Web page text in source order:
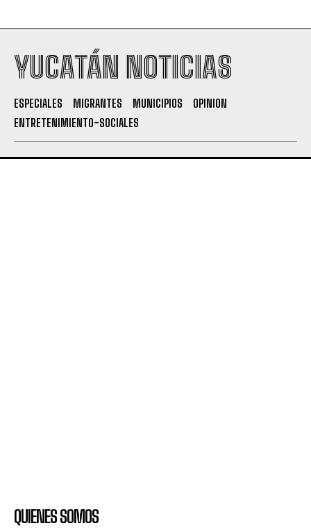
YUCATÁN NOTICIAS
ESPECIALES MIGRANTES MUNICIPIOS
OPINION
ENTRETENIMIENTO-SOCIALES
QUIENES SOMOS